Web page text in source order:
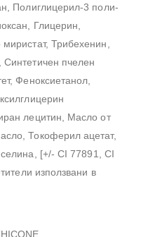
Полиглицерил-3 поли-
Глицерин,
Трибехенин,
пчелен
Феноксиетанол,
лецитин, Масло от
Токоферил ацетат,
[+/- CI 77891, CI
използвани в